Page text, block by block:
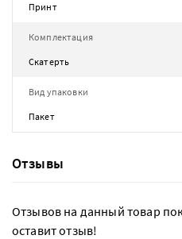
Принт
Комплектация
Скатерть
Вид упаковки
Пакет
Отзывы
Отзывов на данный товар
оставит отзыв!